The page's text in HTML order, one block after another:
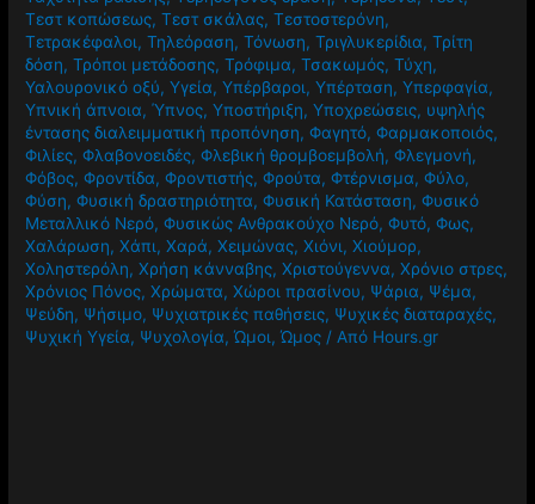
Τεστ κοπώσεως,Τεστ σκάλας,Τεστοστερόνη,
Τετρακέφαλοι,Τηλεόραση,Τόνωση,Τριγλυκερίδια,Τρίτη
δόση,Τρόποι μετάδοσης,Τρόφιμα,Τσακωμός,Τύχη,
Υαλουρονικό οξύ,Υγεία,Υπέρβαροι,Υπέρταση,Υπερφαγία,
Υπνική άπνοια,Ύπνος,Υποστήριξη,Υποχρεώσεις, υψηλής
έντασης διαλειμματική προπόνηση,Φαγητό,Φαρμακοποιός,
Φιλίες,Φλαβονοειδές,Φλεβική θρομβοεμβολή,Φλεγμονή,
Φόβος,Φροντίδα,Φροντιστής,Φρούτα,Φτέρνισμα,Φύλο,
Φύση,Φυσική δραστηριότητα,Φυσική Κατάσταση,Φυσικό
Μεταλλικό Νερό,Φυσικώς Ανθρακούχο Νερό,Φυτό,Φως,
Χαλάρωση,Χάπι,Χαρά,Χειμώνας,Χιόνι,Χιούμορ,
Χοληστερόλη,Χρήση κάνναβης,Χριστούγεννα,Χρόνιο στρες,
Χρόνιος Πόνος,Χρώματα,Χώροι πρασίνου, Ψάρια, Ψέμα,
Ψεύδη, Ψήσιμο, Ψυχιατρικές παθήσεις, Ψυχικές διαταραχές,
Ψυχική Υγεία, Ψυχολογία,Ώμοι,Ώμος / Από Hours.gr